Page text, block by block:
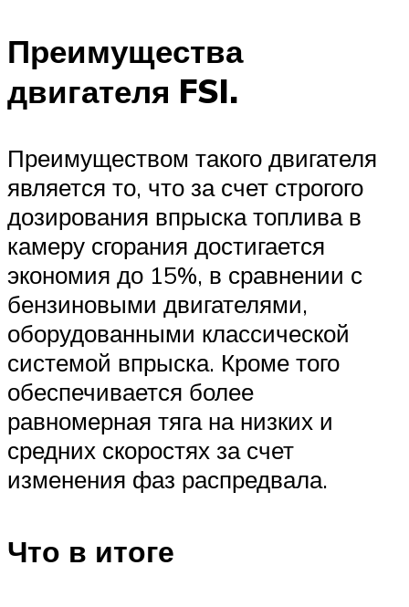
Преимущества
двигателя FSI.
Преимуществом такого двигателя
является то, что за счет строгого
дозирования впрыска топлива в
камеру сгорания достигается
экономия до 15%, в сравнении с
бензиновыми двигателями,
оборудованными классической
системой впрыска. Кроме того
обеспечивается более
равномерная тяга на низких и
средних скоростях за счет
изменения фаз распредвала.
Что в итоге